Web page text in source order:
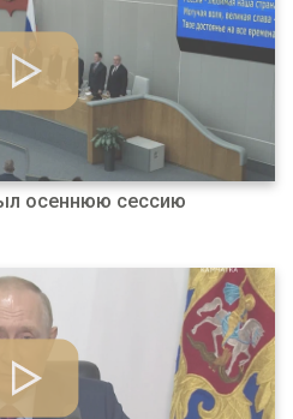
осеннюю сессию